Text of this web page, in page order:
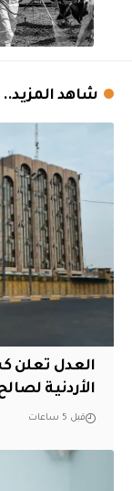
شاهد المزيد..
العدل تعلن
الأردنية
قبل 5 ساعات